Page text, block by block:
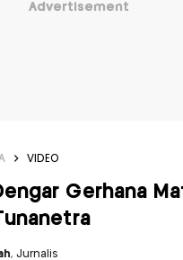
Advertisement
VIDEO
Gerhana
, Jurnalis